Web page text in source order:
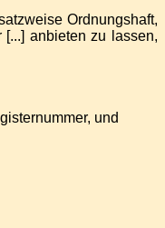
Ordnungshaft,
anbieten zu lassen,
und